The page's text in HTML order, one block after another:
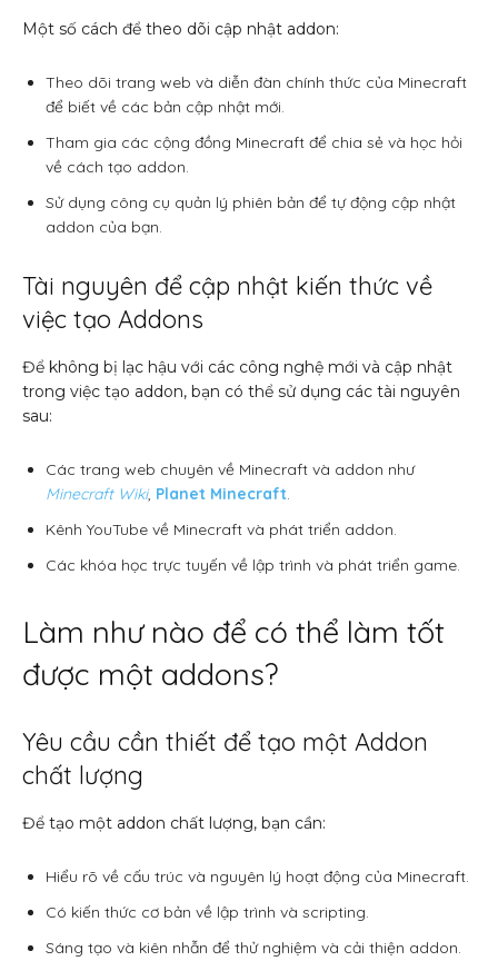
Một số cách để theo dõi cập nhật addon:
Theo dõi trang web và diễn đàn chính thức của Minecraft
để biết về các bản cập nhật mới.
Tham gia các cộng đồng Minecraft để chia sẻ và học hỏi
về cách tạo addon.
Sử dụng công cụ quản lý phiên bản để tự động cập nhật
addon của bạn.
Tài nguyên để cập nhật kiến thức về
việc tạo Addons
Để không bị lạc hậu với các công nghệ mới và cập nhật
trong việc tạo addon, bạn có thể sử dụng các tài nguyên
sau:
Các trang web chuyên về Minecraft và addon như
Minecraft Wiki, Planet Minecraft.
Kênh YouTube về Minecraft và phát triển addon.
Các khóa học trực tuyến về lập trình và phát triển game.
Làm như nào để có thể làm tốt
được một addons?
Yêu cầu cần thiết để tạo một Addon
chất lượng
Để tạo một addon chất lượng, bạn cần:
Hiểu rõ về cấu trúc và nguyên lý hoạt động của Minecraft.
Có kiến thức cơ bản về lập trình và scripting.
Sáng tạo và kiên nhẫn để thử nghiệm và cải thiện addon.